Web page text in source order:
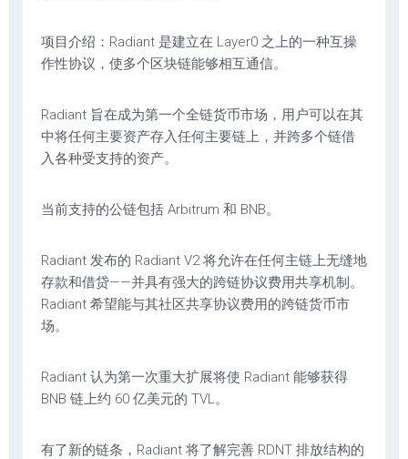
项目介绍：Radiant 是建立在 Layer0 之上的一种互操
作性协议，使多个区块链能够相互通信。
Radiant 旨在成为第一个全链货币市场，用户可以在其
中将任何主要资产存入任何主要链上，并跨多个链借
入各种受支持的资产。
当前支持的公链包括 Arbitrum 和 BNB。
Radiant 发布的 Radiant V2 将允许在任何主链上无缝地
存款和借贷——并具有强大的跨链协议费用共享机制。
Radiant 希望能与其社区共享协议费用的跨链货币市
场。
Radiant 认为第一次重大扩展将使 Radiant 能够获得
BNB 链上约 60 亿美元的 TVL。
有了新的链条，Radiant 将了解完善 RDNT 排放结构的